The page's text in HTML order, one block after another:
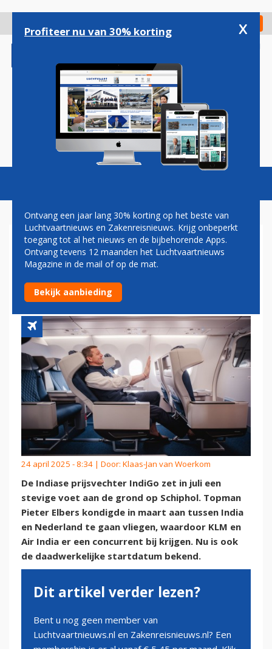
gaan
Check in
Magazine Podcasts Vacatures
INDIGO NOEMT STARTDATUM
VOOR NIEUWE LIJNDIENST
NAAR SCHIPHOL
24 april 2025 - 8:34 | Door: Klaas-Jan van Woerkom
De Indiase prijsvechter IndiGo zet in juli een
stevige voet aan de grond op Schiphol. Topman
Pieter Elbers kondigde in maart aan tussen India
en Nederland te gaan vliegen, waardoor KLM en
Air India er een concurrent bij krijgen. Nu is ook
de daadwerkelijke startdatum bekend.
Dit artikel verder lezen?
Bent u nog geen member van
Luchtvaartnieuws.nl en Zakenreisnieuws.nl? Een
Profiteer nu van 30% korting x
Ontvang een jaar lang 30% korting op het beste van
Luchtvaartnieuws en Zakenreisnieuws. Krijg onbeperkt
toegang tot al het nieuws en de bijbehorende Apps.
Ontvang tevens 12 maanden het Luchtvaartnieuws
Magazine in de mail of op de mat.
Bekijk aanbieding